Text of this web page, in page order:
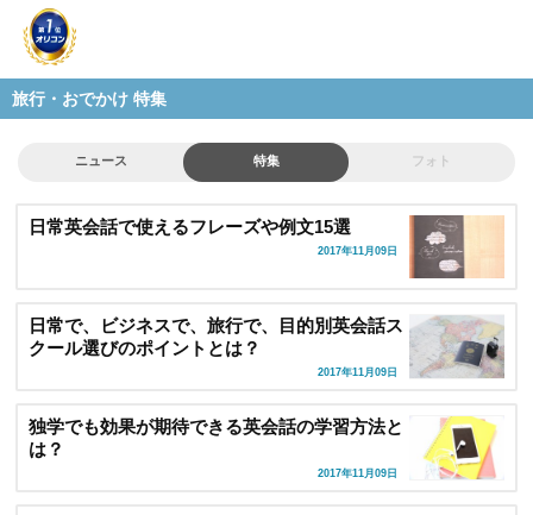
旅行・おでかけ 特集
ニュース 特集 フォト
日常英会話で使えるフレーズや例文15選
2017年11月09日
日常で、ビジネスで、旅行で、目的別英会話ス
クール選びのポイントとは？
2017年11月09日
独学でも効果が期待できる英会話の学習方法と
は？
2017年11月09日